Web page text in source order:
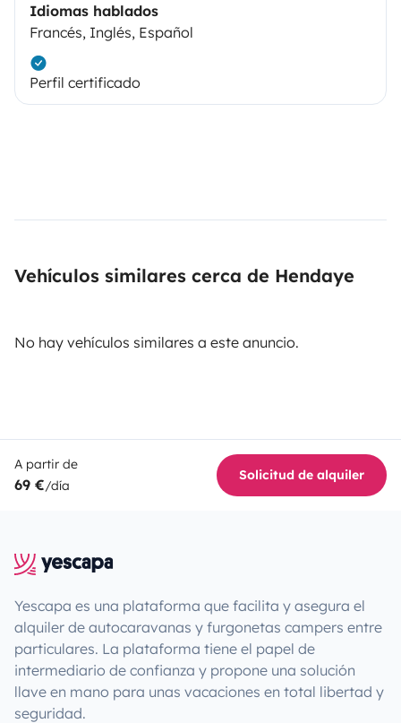
Idiomas hablados
Francés, Inglés, Español
Perfil certificado
Vehículos similares cerca de Hendaye
No hay vehículos similares a este anuncio.
A partir de
69 €/día
Solicitud de alquiler
Yescapa es una plataforma que facilita y asegura el
alquiler de autocaravanas y furgonetas campers entre
particulares. La plataforma tiene el papel de
intermediario de confianza y propone una solución
llave en mano para unas vacaciones en total libertad y
seguridad.